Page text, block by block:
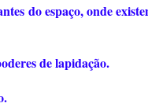
do espaço, onde
de lapidação.